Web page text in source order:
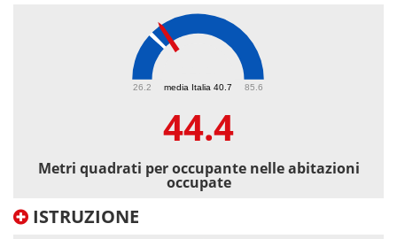
media Italia 40.7
26.2 85.6
44.4
Metri quadrati per occupante nelle abitazioni
occupate
ISTRUZIONE